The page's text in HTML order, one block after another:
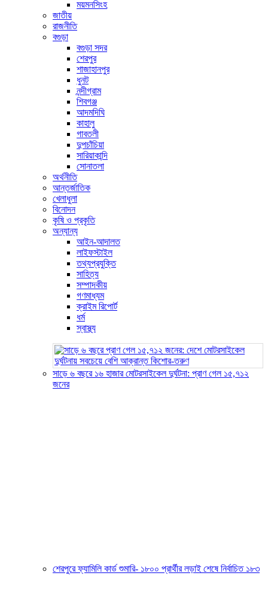
ময়মনসিংহ
জাতীয়
রাজনীতি
বগুড়া
বগুড়া সদর
শেরপুর
শাজাহানপুর
ধুনট
নন্দীগ্রাম
শিবগঞ্জ
আদমদিঘি
কাহালু
গাবতলী
দুপচাঁচিয়া
সারিয়াকান্দি
সোনাতলা
অর্থনীতি
আন্তর্জাতিক
খেলাধুলা
বিনোদন
কৃষি ও প্রকৃতি
অন্যান্য
আইন-আদালত
লাইফস্টাইল
তথ্যপ্রযুক্তি
সাহিত্য
সম্পাদকীয়
গণমাধ্যম
ক্রাইম রিপোর্ট
ধর্ম
স্বাস্থ্য
সাড়ে ৬ বছরে ১৬ হাজার মোটরসাইকেল দুর্ঘটনা: প্রাণ গেল ১৫,৭১২
জনের
শেরপুরে ফ্যামিলি কার্ড শুমারি- ১৮০০ প্রার্থীর লড়াই শেষে নির্বাচিত ১৮৩